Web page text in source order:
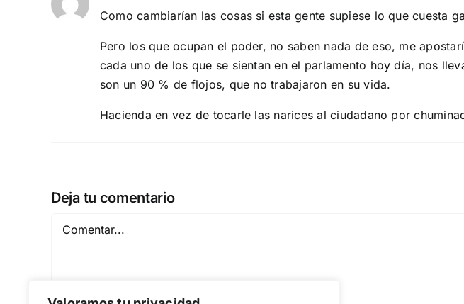
Como cambiarían las cosas si esta gente supiese lo que cuesta
Pero los que ocupan el poder, no saben nada de eso, me
cada uno de los que se sientan en el parlamento hoy día, nos
son un 90 % de flojos, que no trabajaron en su vida.
Hacienda en vez de tocarle las narices al ciudadano por
Deja tu comentario